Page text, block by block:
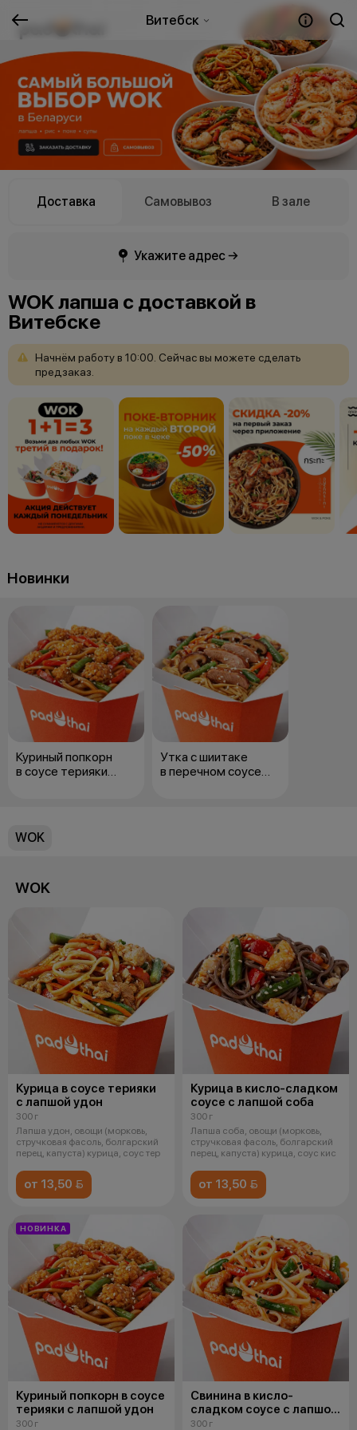
Витебск
Доставка Самовывоз В зале
Укажите адрес →
WOK лапша с доставкой в
Витебске
Начнём работу в 10:00. Сейчас вы можете сделать
предзаказ.
Новинки
Куриный попкорн
в соусе терияки
Утка с шиитаке
в перечном соусе
WOK
WOK
Курица в соусе терияки
с лапшой удон
300 г
Лапша удон, овощи (морковь,
стручковая фасоль, болгарский
перец, капуста) курица, соус тер
от 13,50 
Курица в кисло-сладком
соусе с лапшой соба
300 г
Лапша соба, овощи (морковь,
стручковая фасоль, болгарский
перец, капуста) курица, соус кис
от 13,50 
НОВИНКА
Куриный попкорн в соусе
терияки с лапшой удон
300 г
Свинина в кисло-
сладком соусе с лапшой
удон
300 г